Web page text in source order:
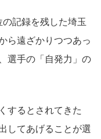
記録を残した埼玉
ら遠ざかりつつあっ
選手の「自発力」の
するとされてきた
してあげることが選